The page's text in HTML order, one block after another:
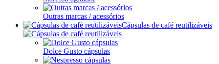
Outras marcas / acessórios
Cápsulas de café reutilizáveis
Dolce Gusto cápsulas